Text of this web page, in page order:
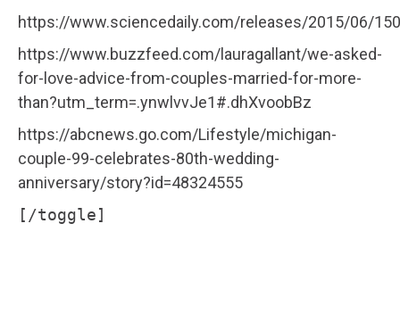
https://www.sciencedaily.com/releases/2015/06/
https://www.buzzfeed.com/lauragallant/we-asked-
for-love-advice-from-couples-married-for-more-
than?utm_term=.ynwlvvJe1#.dhXvoobBz
https://abcnews.go.com/Lifestyle/michigan-
couple-99-celebrates-80th-wedding-
anniversary/story?id=48324555
[/toggle]